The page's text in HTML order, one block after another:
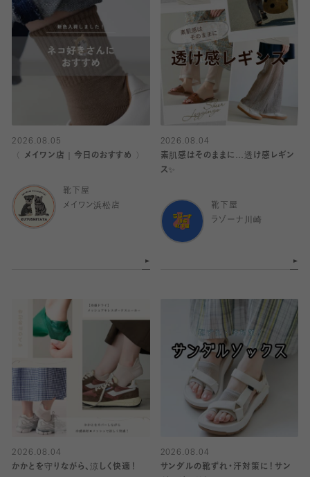
2026.08.05
〈 メイワン店｜今日のおすすめ 〉
靴下屋
メイワン浜松店
2026.08.04
素肌感はそのままに…透け感レギン
ス✨
靴下屋
ラゾーナ川崎
2026.08.04
かかとを守りながら、涼しく快適！
2026.08.04
サンダルの靴ずれ・汗対策に！サン